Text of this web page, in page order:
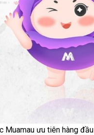
Muamau ưu tiên hàng đầu